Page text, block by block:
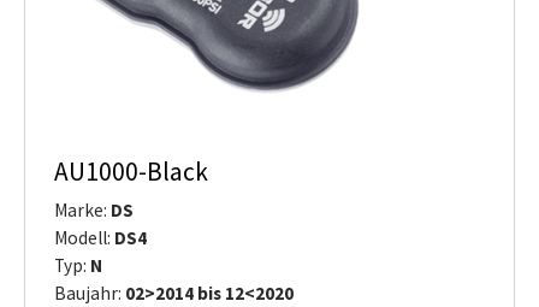
AU1000-Black
Marke: DS
Modell: DS4
Typ: N
Baujahr: 02>2014 bis 12<2020